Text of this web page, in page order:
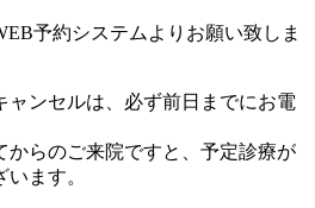
予約システムよりお願い致しま
ャンセルは、必ず前日までにお電
からのご来院ですと、予定診療が
ます。